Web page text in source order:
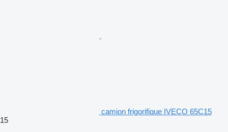
camion frigorifique IVECO 65C15
15